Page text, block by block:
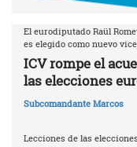
El eurodiputado Raül
es elegido como nuevo
ICV rompe el
las elecciones
Subcomandante Marcos
Lecciones de las